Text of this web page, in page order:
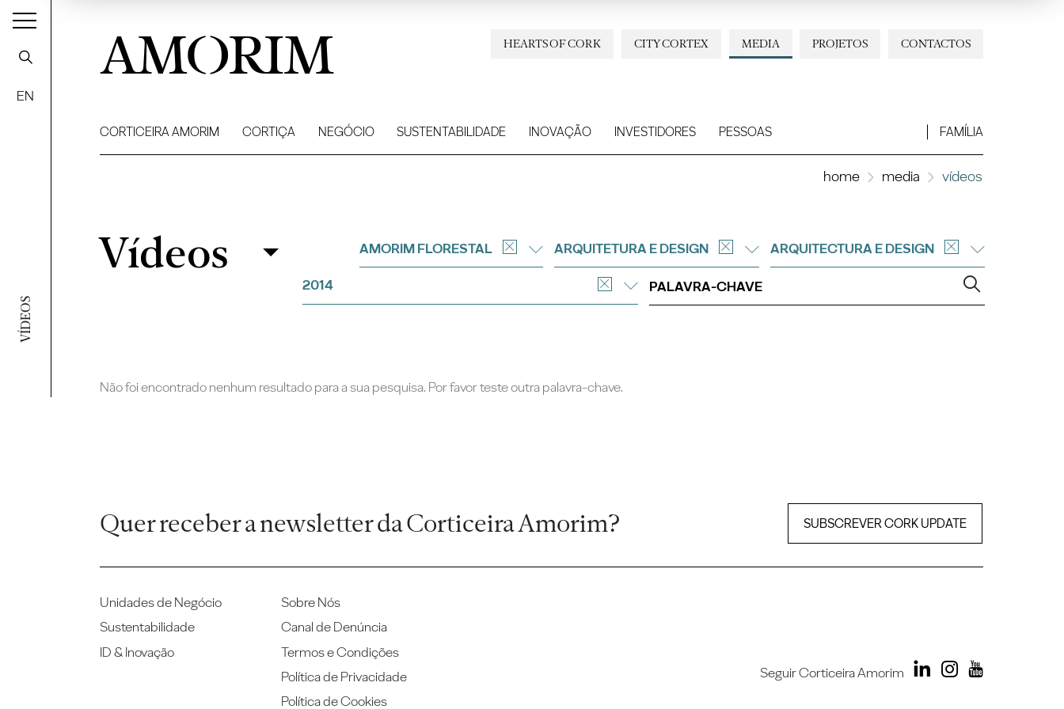
VÍDEOS
EN
AMORIM CONTACTOS
PROJETOS
MEDIA
CITY CORTEX
HEARTS OF CORK
CORTICEIRA AMORIM CORTIÇA NEGÓCIO SUSTENTABILIDADE INOVAÇÃO INVESTIDORES PESSOAS FAMÍLIA
home media vídeos
Filtrar
Vídeos AMORIM FLORESTAL ARQUITETURA E DESIGN ARQUITECTURA E DESIGN
2014
Não foi encontrado nenhum resultado para a sua pesquisa. Por favor teste outra palavra-chave.
Quer receber a newsletter da Corticeira Amorim? SUBSCREVER CORK UPDATE
Unidades de Negócio
Sustentabilidade
ID & Inovação
Sobre Nós
Canal de Denúncia
Termos e Condições
Política de Privacidade
Política de Cookies
Seguir Corticeira Amorim